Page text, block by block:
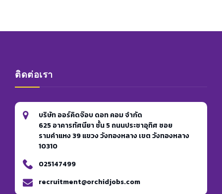
ติดต่อเรา
บริษัท ออร์คิดจ๊อบ ดอท คอม จำกัด
625 อาคารทัศนียา ชั้น 5 ถนนประชาอุทิศ ซอย
รามคำแหง 39 แขวง วังทองหลาง เขต วังทองหลาง
10310
025147499
recruitment@orchidjobs.com